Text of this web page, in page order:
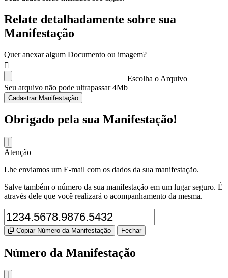
Relate detalhadamente sobre sua
Manifestação
Quer anexar algum Documento ou imagem?
Escolha o Arquivo
Seu arquivo não pode ultrapassar 4Mb
Cadastrar Manifestação
Obrigado pela sua Manifestação!
Atenção
Lhe enviamos um E-mail com os dados da sua manifestação.
Salve também o número da sua manifestação em um lugar seguro. É
através dele que você realizará o acompanhamento da mesma.
Copiar Número da Manifestação Fechar
Número da Manifestação